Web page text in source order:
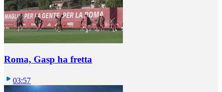
Roma, Gasp ha fretta
03:57